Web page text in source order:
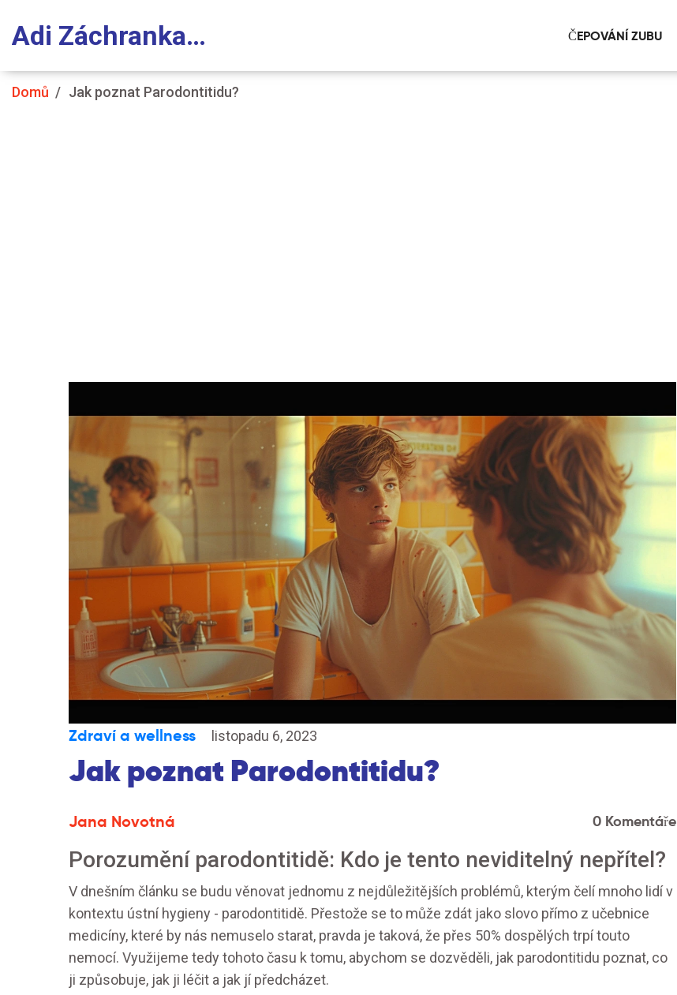
Adi Záchranka Stomatologie ČEPOVÁNÍ ZUBU
Domů Jak poznat Parodontitidu?
Zdraví a wellness listopadu 6, 2023
Jak poznat Parodontitidu?
Jana Novotná 0 Komentáře
Porozumění parodontitidě: Kdo je tento neviditelný nepřítel?
V dnešním článku se budu věnovat jednomu z nejdůležitějších problémů, kterým čelí mnoho lidí v
kontextu ústní hygieny - parodontitidě. Přestože se to může zdát jako slovo přímo z učebnice
medicíny, které by nás nemuselo starat, pravda je taková, že přes 50% dospělých trpí touto
nemocí. Využijeme tedy tohoto času k tomu, abychom se dozvěděli, jak parodontitidu poznat, co
ji způsobuje, jak ji léčit a jak jí předcházet.